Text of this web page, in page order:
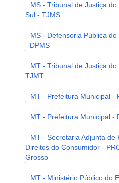
MS - Tribunal de Justiça
Sul - TJMS
MS - Defensoria Pública
- DPMS
MT - Tribunal de Justiça
TJMT
MT - Prefeitura Municipal -
MT - Prefeitura Municipal -
MT - Secretaria Adjunta de
Direitos do Consumidor -
Grosso
MT - Ministério Público do